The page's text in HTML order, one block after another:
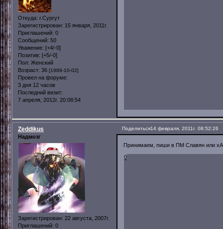
Откуда: г.Сургут
Зарегистрирован: 15 января, 2011г.
Приглашений: 0
Сообщений: 50
Уважение: [+4/-0]
Позитив: [+5/-0]
Пол: Женский
Возраст: 36 [1989-10-02]
Провел на форуме:
3 дня 12 часов
Последний визит:
7 апреля, 2012г. 20:08:54
Поделиться14 февраля, 2011г. 08:52:26
Zeddikus
Надмозг
Зарегистрирован: 22 августа, 2007г.
Приглашений: 0
Принимаем, пиши в ПМ Славян или
0